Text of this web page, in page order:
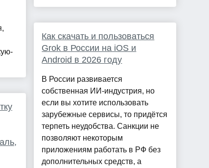
Как скачать и пользоваться
Grok в России на iOS и
Android в 2026 году
В России развивается
собственная ИИ-индустрия, но
если вы хотите использовать
зарубежные сервисы, то придётся
терпеть неудобства. Санкции не
позволяют некоторым
приложениям работать в РФ без
дополнительных средств, а